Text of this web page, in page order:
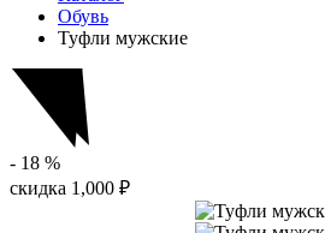
Обувь
Туфли мужские
- 18 %
скидка 1,000 ₽